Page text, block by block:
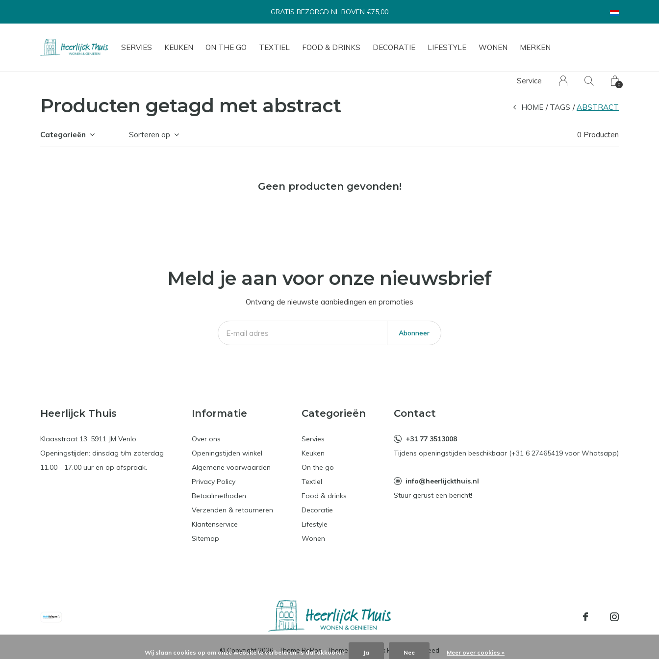
SERVIES KEUKEN ON THE GO TEXTIEL FOOD & DRINKS DECORATIE LIFESTYLE WONEN MERKEN
Service 0
GRATIS BEZORGD NL BOVEN €75,00
Producten getagd met abstract HOME TAGS ABSTRACT
Categorieën Sorteren op 0 Producten
Geen producten gevonden!
Meld je aan voor onze nieuwsbrief
Ontvang de nieuwste aanbiedingen en promoties
Abonneer
Heerlijck Thuis
Klaasstraat 13, 5911 JM Venlo
Openingstijden: dinsdag t/m zaterdag
11.00 - 17.00 uur en op afspraak.
Informatie
Over ons
Openingstijden winkel
Algemene voorwaarden
Privacy Policy
Betaalmethoden
Verzenden & retourneren
Klantenservice
Sitemap
Categorieën
Servies
Keuken
On the go
Textiel
Food & drinks
Decoratie
Lifestyle
Wonen
Contact
+31 77 3513008
Tijdens openingstijden beschikbaar (+31 6 27465419 voor Whatsapp)
info@heerlijckthuis.nl
Stuur gerust een bericht!
© Copyright2026- Theme RePos - Theme By DMWS x Plus+ -RSS-feed
Wij slaan cookies op om onze website te verbeteren. Is dat akkoord? Ja Nee Meer over cookies »